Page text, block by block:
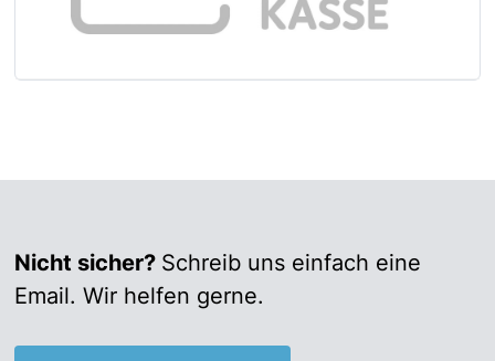
Nicht sicher? Schreib uns einfach eine
Email. Wir helfen gerne.